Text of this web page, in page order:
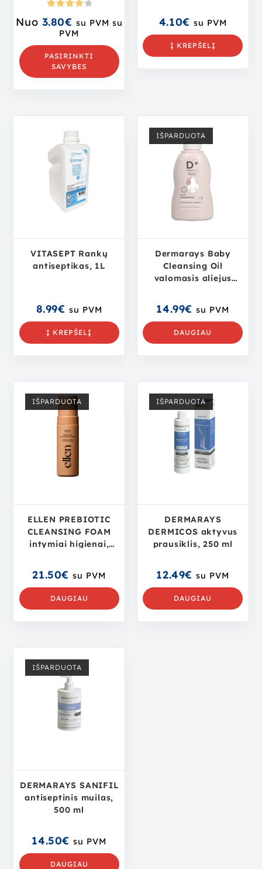
mas:
Nuo 3.80€ su PVM su
PVM
PASIRINKTI
SAVYBES
4.10€ su PVM
Į KREPŠELĮ
VITASEPT Rankų
antiseptikas, 1L
8.99€ su PVM
Į KREPŠELĮ
IŠPARDUOTA
Dermarays Baby
Cleansing Oil
valomasis aliejus
14.99€ su PVM
DAUGIAU
IŠPARDUOTA
ELLEN PREBIOTIC
CLEANSING FOAM
intymiai higienai,
21.50€ su PVM
DAUGIAU
IŠPARDUOTA
DERMARAYS
DERMICOS aktyvus
prausiklis, 250 ml
12.49€ su PVM
DAUGIAU
IŠPARDUOTA
DERMARAYS SANIFIL
antiseptinis muilas,
500 ml
14.50€ su PVM
DAUGIAU